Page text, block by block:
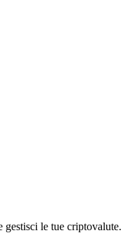
le tue criptovalute.